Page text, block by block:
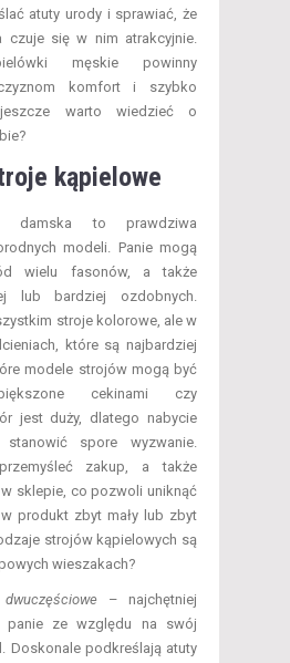
atuty urody i sprawiać, że
czuje się w nim atrakcyjnie.
męskie powinny
komfort i szybko
warto wiedzieć o
kąpielowe
damska to prawdziwa
modeli. Panie mogą
wielu fasonów, a także
lub bardziej ozdobnych.
stroje kolorowe, ale w
które są najbardziej
modele strojów mogą być
cekinami czy
jest duży, dlatego nabycie
stanowić spore wyzwanie.
zakup, a także
sklepie, co pozwoli uniknąć
produkt zbyt mały lub zbyt
strojów kąpielowych są
wieszakach?
– najchętniej
panie ze względu na swój
Doskonale podkreślają atuty